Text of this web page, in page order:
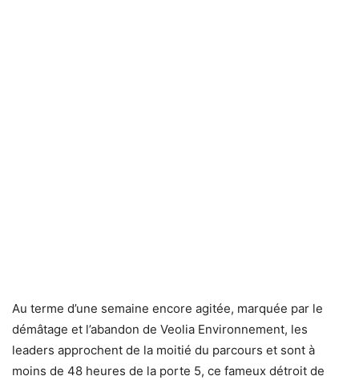
Au terme d’une semaine encore agitée, marquée par le
démâtage et l’abandon de Veolia Environnement, les
leaders approchent de la moitié du parcours et sont à
moins de 48 heures de la porte 5, ce fameux détroit de